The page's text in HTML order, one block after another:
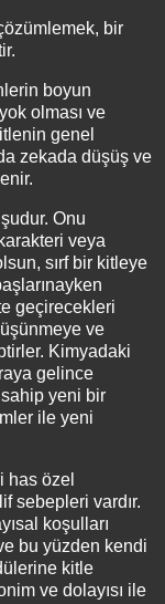
bir
boyun
olması ve
genel
zekada düşüş ve
Onu
veya
sırf bir kitleye
geçirecekleri
ve
Kimyadaki
gelince
yeni bir
ile yeni
has özel
sebepleri vardır.
koşulları
bu yüzden kendi
kitle
ve dolayısı ile